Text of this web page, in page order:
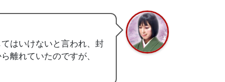
はいけないと言われ、封
離れていたのですが、